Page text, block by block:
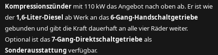
Kompressionszünder mit 110 kW das Angebot nach oben ab. Er ist wie
der 1,6-Liter-Diesel ab Werk an das6-Gang-Handschaltgetriebe
gebunden und gibt die Kraft dauerhaft an alle vier Räder weiter.
Optional ist das7-Gang-Direktschaltgetriebe als
Sonderausstattungverfügbar.